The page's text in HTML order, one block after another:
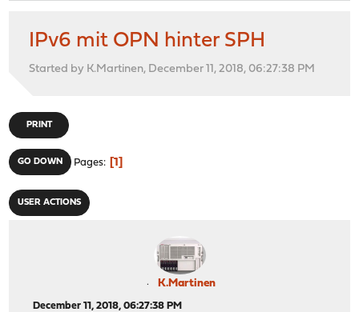
IPv6 mit OPN hinter SPH
Started by K.Martinen, December 11, 2018, 06:27:38 PM
PRINT
GO DOWN Pages 1
USER ACTIONS
K.Martinen
December 11, 2018, 06:27:38 PM